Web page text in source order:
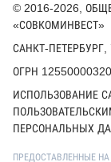
© 2016-2026,
«СОВКОМИНВЕСТ»
САНКТ-
ОГРН
ИСПОЛЬЗОВАНИЕ
ПЕРСОНАЛЬНЫХ
ПРЕДОСТАВЛЕННЫЕ